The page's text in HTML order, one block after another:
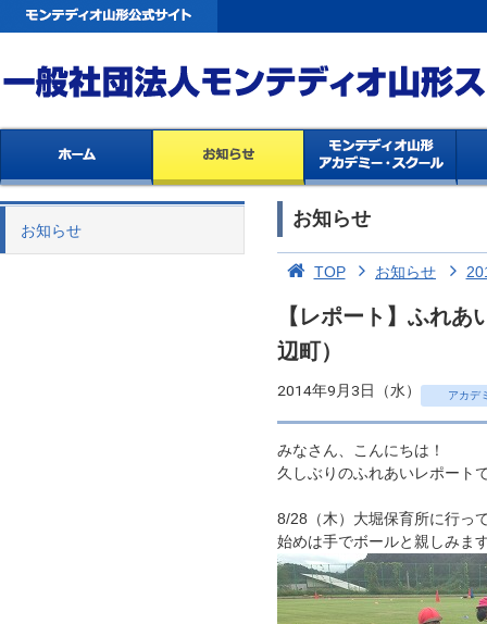
お知らせ
お知らせ
TOP お知らせ
【レポート】ふれ
辺町）
2014年9月3日（水） アカデ
みなさん、こんにちは！
久しぶりのふれあいレポート
8/28（木）大堀保育所に行っ
始めは手でボールと親しみま